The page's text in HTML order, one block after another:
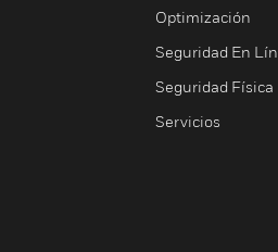
Optimización
Seguridad En
Seguridad Física
Servicios